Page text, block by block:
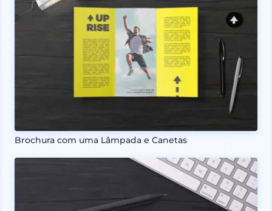
Brochura com uma Lâmpada e Canetas